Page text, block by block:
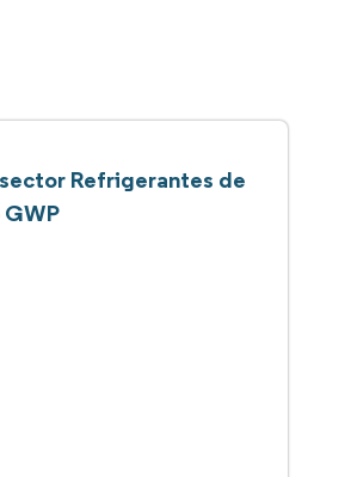
Refrigerantes de
GWP